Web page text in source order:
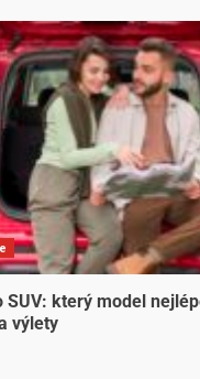
SUV: který model
výlety